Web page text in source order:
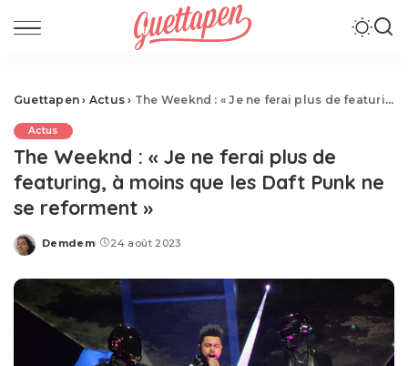
Guettapen › Actus › The Weeknd : « Je ne ferai plus de featuring, à moins que les Daft Punk ne se reforment »
Actus
The Weeknd : « Je ne ferai plus de
featuring, à moins que les Daft Punk ne
se reforment »
Posted
Demdem 24 août 2023